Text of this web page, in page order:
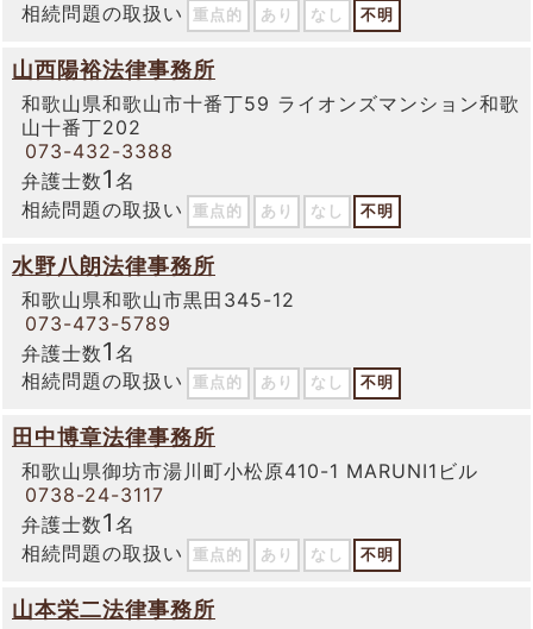
相続問題の取扱い
重点的 あり なし 不明
山西陽裕法律事務所
和歌山県和歌山市十番丁59 ライオンズマンション和歌
山十番丁202
073-432-3388
弁護士数1 名
相続問題の取扱い
重点的 あり なし 不明
水野八朗法律事務所
和歌山県和歌山市黒田345-12
073-473-5789
弁護士数1 名
相続問題の取扱い
重点的 あり なし 不明
田中博章法律事務所
和歌山県御坊市湯川町小松原410-1 MARUNI1ビル
0738-24-3117
弁護士数1 名
相続問題の取扱い
重点的 あり なし 不明
山本栄二法律事務所